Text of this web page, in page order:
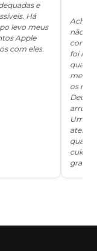
e
Há
levo meus
Apple
com eles.
Achei
não
foi
me
os
Deus,
Um
grata!!!